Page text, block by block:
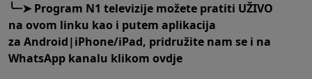
╰┈➤Program N1 televizije možete pratiti UŽIVO
na ovom linku kao i putem aplikacija
za Android|iPhone/iPad, pridružite nam se i na
WhatsApp kanalu klikom ovdje